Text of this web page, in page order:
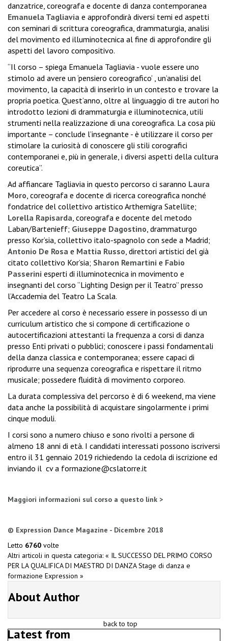
danzatrice, coreografa e docente di danza contemporanea
Emanuela Tagliavia e approfondirà diversi temi ed aspetti
con seminari di scrittura coreografica, drammaturgia, analisi
del movimento ed illuminotecnica al fine di approfondire gli
aspetti del lavoro compositivo.
“Il corso – spiega Emanuela Tagliavia - vuole essere uno
stimolo ad avere un ‘pensiero coreografico’ , un’analisi del
movimento, la capacità di inserirlo in un contesto e trovare la
propria poetica. Quest’anno, oltre al linguaggio di tre autori ho
introdotto lezioni di drammaturgia e illuminotecnica, utili
strumenti nella realizzazione di una coreografica. La cosa più
importante – conclude l’insegnante - è utilizzare il corso per
stimolare la curiosità di conoscere gli stili corografici
contemporanei e, più in generale, i diversi aspetti della cultura
coreutica”.
Ad affiancare Tagliavia in questo percorso ci saranno Laura
Moro, coreografa e docente di ricerca coreografica nonché
fondatrice del collettivo artistico Arthemigra Satellite;
Lorella Rapisarda, coreografa e docente del metodo
Laban/Bartenieff; Giuseppe Dagostino, drammaturgo
presso Kor’sia, collettivo italo-spagnolo con sede a Madrid;
Antonio De Rosa e Mattia Russo, direttori artistici del già
citato collettivo Kor’sia; Sharon Remartini e Fabio
Passerini esperti di illuminotecnica in movimento e
insegnanti del corso “Lighting Design per il Teatro” presso
l’Accademia del Teatro La Scala.
Per accedere al corso è necessario essere in possesso di un
curriculum artistico che si compone di certificazione o
autocertificazioni attestanti la frequenza a corsi di danza
presso Enti privati o pubblici; conoscere i passi fondamentali
della danza classica e contemporanea; essere capaci di
riprodurre una sequenza coreografica e rispettare il ritmo
musicale; possedere fluidità di movimento corporeo.
La durata complessiva del percorso è di 6 weekend, ma viene
data anche la possibilità di acquistare singolarmente i primi
cinque moduli.
I corsi sono a numero chiuso e sono rivolti a persone di
almeno 18 anni di età. I candidati interessati possono iscriversi
entro il 31 gennaio 2019 richiedendo la cedola di iscrizione ed
inviando il cv a formazione@cslatorre.it
Maggiori informazioni sul corso a questo link >
© Expression Dance Magazine - Dicembre 2018
Letto 6760 volte
Altri articoli in questa categoria: « IL SUCCESSO DEL PRIMO CORSO
PER LA QUALIFICA DI MAESTRO DI DANZAStage di danza e
formazione Expression »
About Author
Latest from
back to top